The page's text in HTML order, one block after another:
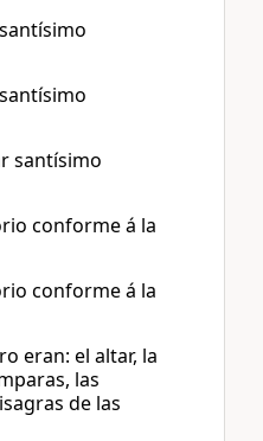
santísimo
conforme á la
conforme á la
eran: el altar, la
las
de las